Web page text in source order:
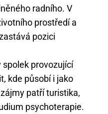
radního. V
prostředí a
pozici
spolek provozující
kde působí i jako
patří turistika,
psychoterapie.